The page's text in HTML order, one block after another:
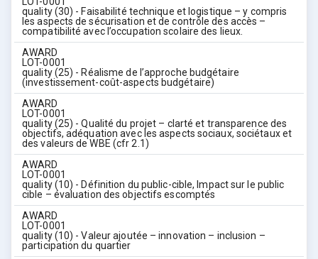
quality (30) - Faisabilité technique et logistique – y compris
les aspects de sécurisation et de contrôle des accès –
compatibilité avec l’occupation scolaire des lieux.
AWARD
LOT-0001
quality (25) - Réalisme de l’approche budgétaire
(investissement-coût-aspects budgétaire)
AWARD
LOT-0001
quality (25) - Qualité du projet – clarté et transparence des
objectifs, adéquation avec les aspects sociaux, sociétaux et
des valeurs de WBE (cfr 2.1)
AWARD
LOT-0001
quality (10) - Définition du public-cible, Impact sur le public
cible – évaluation des objectifs escomptés
AWARD
LOT-0001
quality (10) - Valeur ajoutée – innovation – inclusion –
participation du quartier